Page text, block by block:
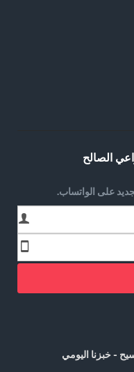
الصالح
على الواتساب.
- خبزنا اليومي